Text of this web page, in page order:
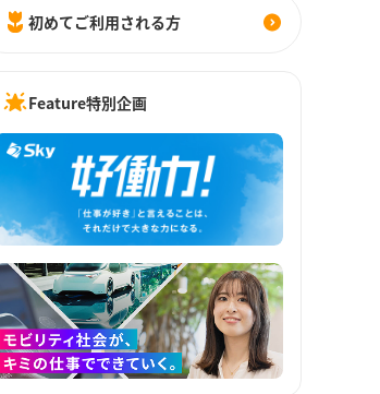
初めてご利用される方
Feature特別企画